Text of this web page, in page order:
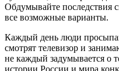
Обдумывайте последствия
все возможные варианты.
Каждый день люди
смотрят телевизор и
не каждый задумывается о